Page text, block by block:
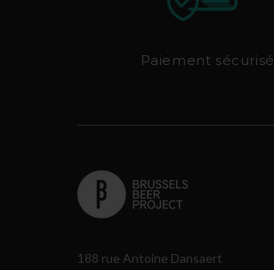
Paiement sécurisé
188 rue Antoine Dansaert